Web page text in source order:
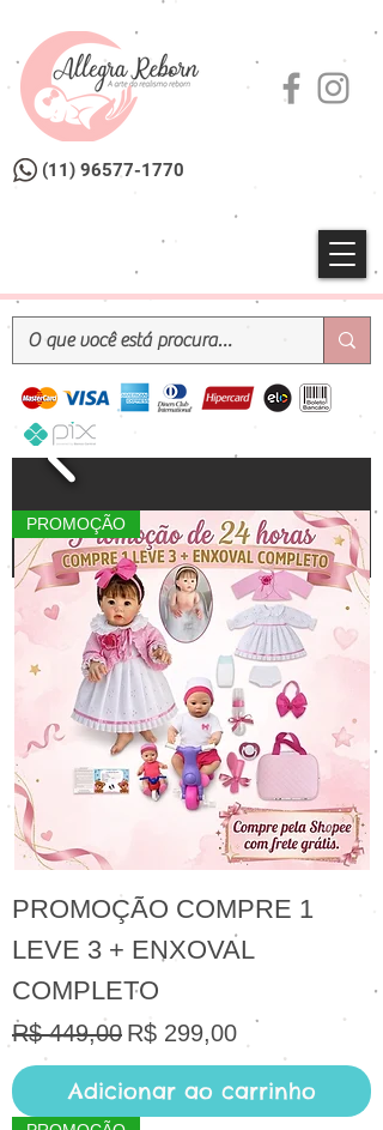
(11) 96577-1770
PROMOÇÃO
PROMOÇÃO COMPRE 1
LEVE 3 + ENXOVAL
COMPLETO
Preço normal
R$ 449,00 Preço promocional
R$ 299,00
Adicionar ao carrinho